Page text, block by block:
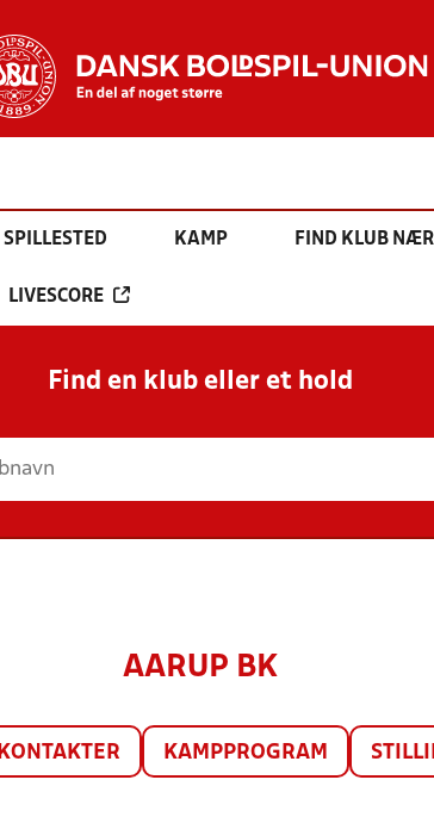
SPILLESTED KAMP FIND KLUB
LIVESCORE
Find en klub eller et hold
AARUP BK
KONTAKTER KAMPPROGRAM